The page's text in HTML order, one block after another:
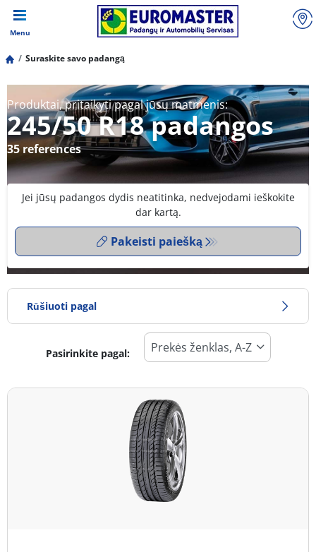
Menu
Suraskite savo padangą
Produktai, pritaikyti pagal jūsų matmenis:
245/50 R18 padangos
35 references
Jei jūsų padangos dydis neatitinka, nedvejodami ieškokite
dar kartą.
Pakeisti paiešką
Rūšiuoti pagal
Padangos tipas
Visi tipai (35)
Pasirinkite pagal: